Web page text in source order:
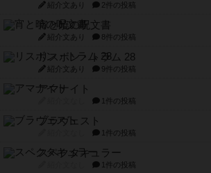
紹介文あり 2件の投稿
宵と暁の呪文書
紹介文あり 8件の投稿
リスボン・トラム 28
紹介文あり 9件の投稿
アマナイト
1件の投稿
ブラヴェスト
1件の投稿
スペクタキュラー
1件の投稿